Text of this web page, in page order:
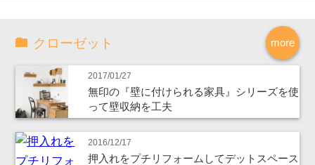
more
クローゼット
2017/01/27
無印の『壁に付けられる家具』シリーズを使
って壁収納を工夫
2016/12/17
押入れをプチリフォームしてデットスペース